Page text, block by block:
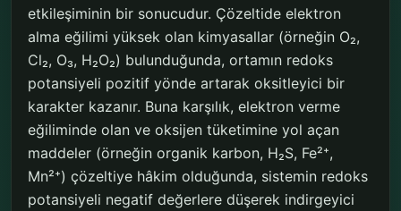
etkileşiminin bir sonucudur. Çözeltide elektron
alma eğilimi yüksek olan kimyasallar (örneğin O₂,
Cl₂, O₃, H₂O₂) bulunduğunda, ortamın redoks
potansiyeli pozitif yönde artarak oksitleyici bir
karakter kazanır. Buna karşılık, elektron verme
eğiliminde olan ve oksijen tüketimine yol açan
maddeler (örneğin organik karbon, H₂S, Fe²⁺,
Mn²⁺) çözeltiye hâkim olduğunda, sistemin redoks
potansiyeli negatif değerlere düşerek indirgeyici